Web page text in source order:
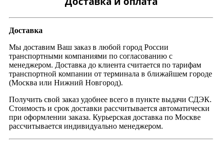
Доставка
Мы доставим Ваш заказ в любой город России
транспортными компаниями по согласованию с
менеджером. Доставка до клиента считается по тарифам
транспортной компании от терминала в ближайшем городе
(Москва или Нижний Новгород).
Получить свой заказ удобнее всего в пункте выдачи СДЭК.
Стоимость и срок доставки рассчитывается автоматически
при оформлении заказа. Курьерская доставка по Москве
рассчитывается индивидуально менеджером.